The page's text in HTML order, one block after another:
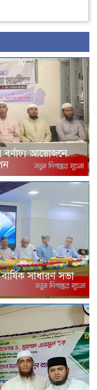
বর্ণাঢ্য আয়োজনে
সাধারণ সভা